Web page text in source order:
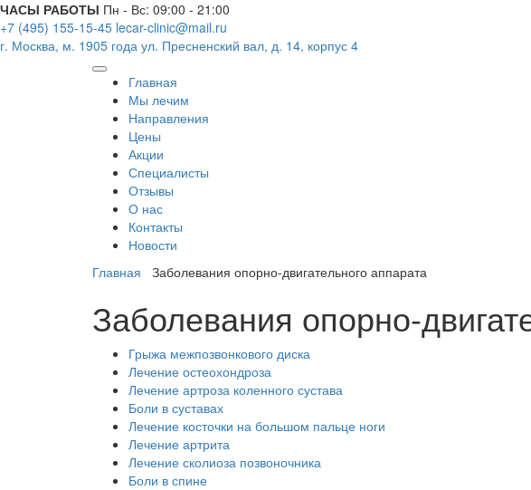
ЧАСЫ РАБОТЫ Пн - Вс: 09:00 - 21:00
+7 (495) 155-15-45 lecar-clinic@mail.ru
г. Москва, м. 1905 года ул. Пресненский вал, д. 14, корпус 4
Главная
Мы лечим
Направления
Цены
Акции
Специалисты
Отзывы
О нас
Контакты
Новости
Главная
Заболевания опорно-двигательного аппарата
Заболевания опорно-
Грыжа межпозвонкового диска
Лечение остеохондроза
Лечение артроза коленного сустава
Боли в суставах
Лечение косточки на большом пальце ноги
Лечение артрита
Лечение сколиоза позвоночника
Боли в спине